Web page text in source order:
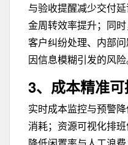
与验收提醒减少交付
金周转效率提升；同
客户纠纷处理、内部
因信息模糊引发的风险
3、成本精准
实时成本监控与预警
消耗；资源可视化排班